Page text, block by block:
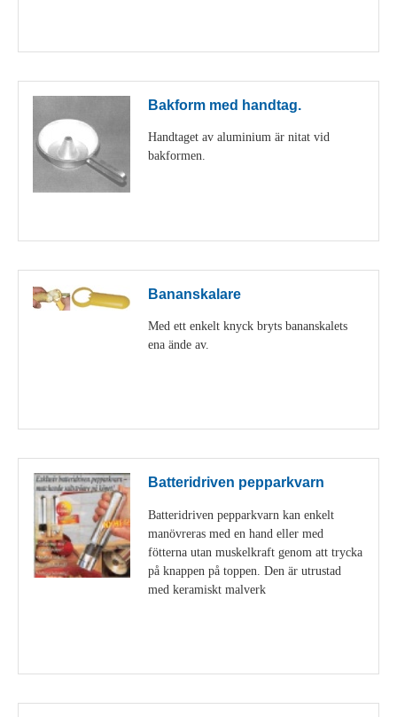
Bakform med handtag.
Handtaget av aluminium är nitat vid
bakformen.
Bananskalare
Med ett enkelt knyck bryts bananskalets
ena ände av.
Batteridriven pepparkvarn
Batteridriven pepparkvarn kan enkelt
manövreras med en hand eller med
fötterna utan muskelkraft genom att trycka
på knappen på toppen. Den är utrustad
med keramiskt malverk